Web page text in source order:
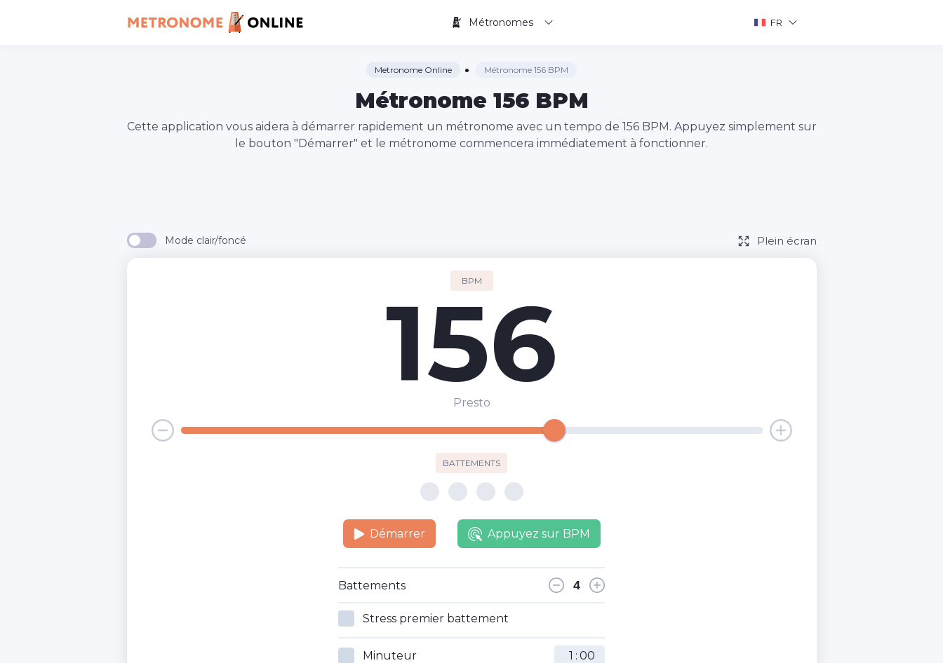
Métronomes FR
Metronome Online Métronome 156 BPM
Métronome 156 BPM
Cette application vous aidera à démarrer rapidement un métronome avec un tempo de 156 BPM. Appuyez simplement sur
le bouton "Démarrer" et le métronome commencera immédiatement à fonctionner.
Mode clair/foncé Plein écran
BPM
156
Presto
BATTEMENTS
Démarrer Appuyez sur BPM
Battements
Stress premier battement
Minuteur :